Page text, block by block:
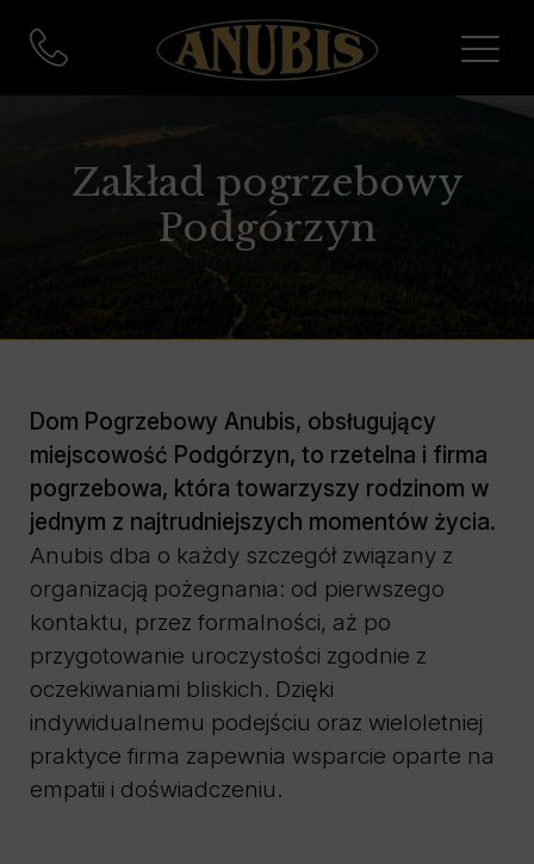
Zakład pogrzebowy
Podgórzyn
Dom Pogrzebowy Anubis, obsługujący
miejscowość Podgórzyn, to rzetelna i firma
pogrzebowa, która towarzyszy rodzinom w
jednym z najtrudniejszych momentów życia.
Anubis dba o każdy szczegół związany z
organizacją pożegnania: od pierwszego
kontaktu, przez formalności, aż po
przygotowanie uroczystości zgodnie z
oczekiwaniami bliskich. Dzięki
indywidualnemu podejściu oraz wieloletniej
praktyce firma zapewnia wsparcie oparte na
empatii i doświadczeniu.